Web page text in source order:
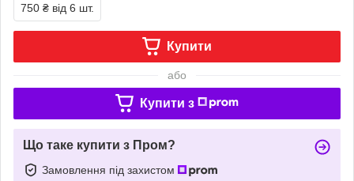
750 ₴ від 6 шт.
Купити
або
Купити з
Що таке купити з Пром?
Замовлення під захистом